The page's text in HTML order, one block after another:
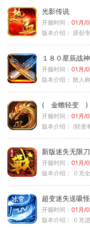
光影传说
开服时间： 01月/
版本介绍： 原创
１８０星辰战神
开服时间： 01月/
版本介绍： 散人
( 金蟾轻变 )
开服时间： 01月/
版本介绍： (轻变
新版迷失无限刀
开服时间： 01月/
版本介绍：
０充
超变迷失送吸怪
开服时间： 01月/
版本介绍：
０充